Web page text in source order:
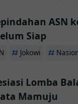
ASN
Siap
Jokowi
Lomba
Mamuju